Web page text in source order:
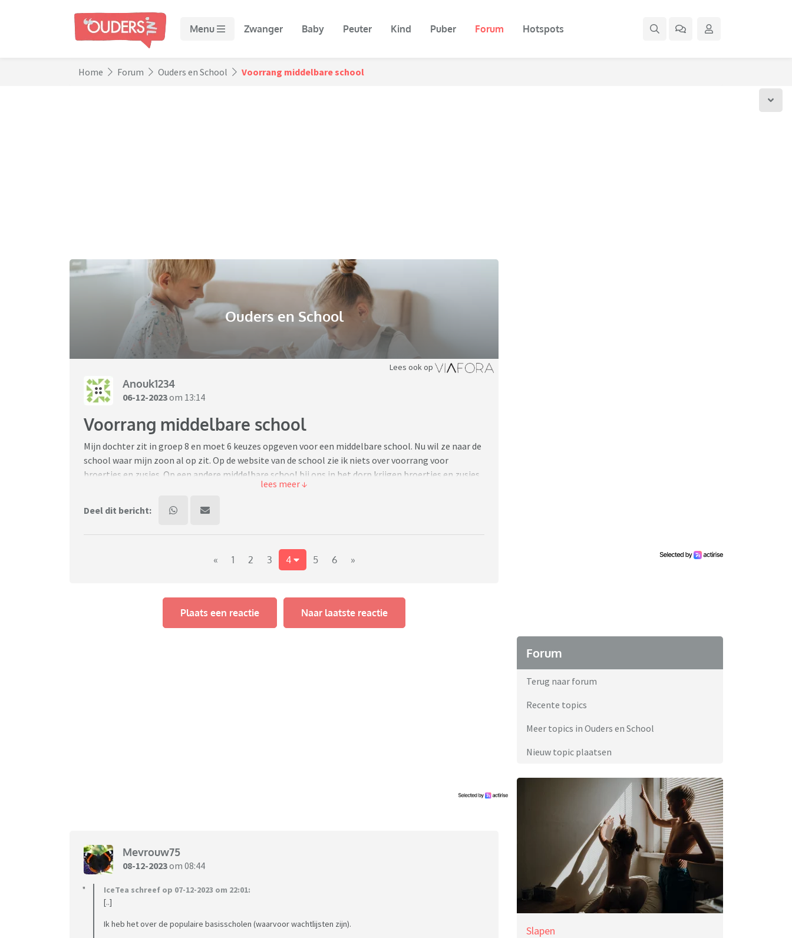
Menu Zwanger Baby Peuter Kind Puber Forum Hotspots
Home Forum Ouders en School Voorrang middelbare school
Ouders en School
Lees ook op
Anouk1234
06-12-2023om 13:14
Voorrang middelbare school
Mijn dochter zit in groep 8 en moet 6 keuzes opgeven voor een middelbare school. Nu wil ze naar de
school waar mijn zoon al op zit. Op de website van de school zie ik niets over voorrang voor
broertjes en zusjes. Op een andere middelbare school bij ons in het dorp krijgen broertjes en zusjes
wel voorrang. Ik vraag me nu af of een school zelf mag bepalen of ze wel of geen voorrang geven
Deel dit bericht:
« 1 2 3 4 5 6 »
Plaats een reactie Naar laatste reactie
Mevrouw75
08-12-2023om 08:44
IceTea schreef op 07-12-2023 om 22:01:
[..]
Ik heb het over de populaire basisscholen (waarvoor wachtlijsten zijn).
Forum
Terug naar forum
Recente topics
Meer topics in Ouders en School
Nieuw topic plaatsen
Slapen